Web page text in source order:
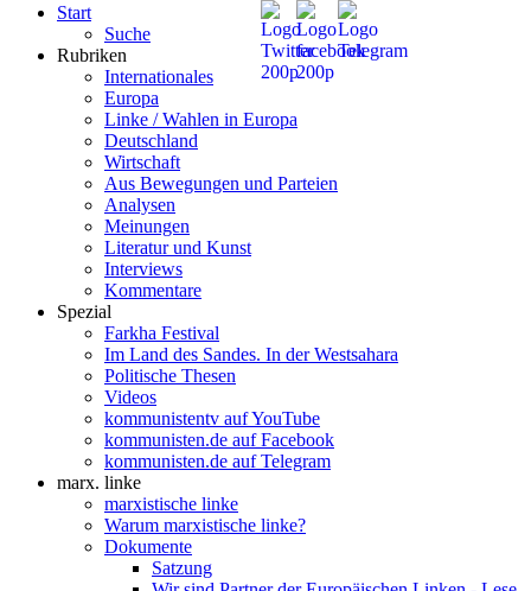
Start
Suche
Rubriken
Internationales
Europa
Linke / Wahlen in Europa
Deutschland
Wirtschaft
Aus Bewegungen und Parteien
Analysen
Meinungen
Literatur und Kunst
Interviews
Kommentare
Spezial
Farkha Festival
Im Land des Sandes. In der Westsahara
Politische Thesen
Videos
kommunistentv auf YouTube
kommunisten.de auf Facebook
kommunisten.de auf Telegram
marx. linke
marxistische linke
Warum marxistische linke?
Dokumente
Satzung